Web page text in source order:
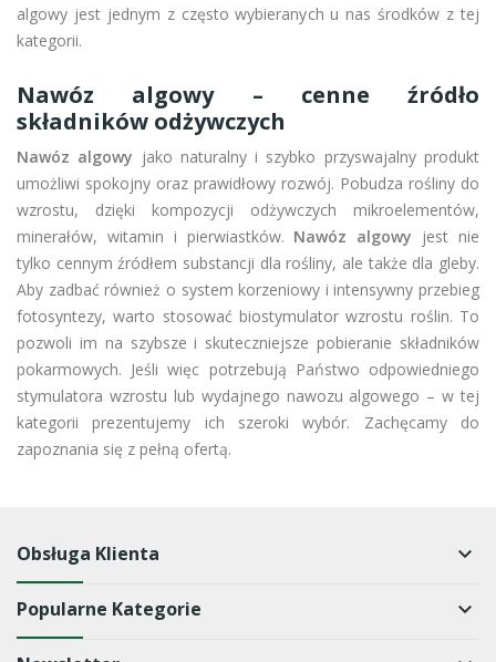
algowy jest jednym z często wybieranych u nas środków z tej
kategorii.
Nawóz algowy – cenne źródło
składników odżywczych
Nawóz algowy jako naturalny i szybko przyswajalny produkt
umożliwi spokojny oraz prawidłowy rozwój. Pobudza rośliny do
wzrostu, dzięki kompozycji odżywczych mikroelementów,
minerałów, witamin i pierwiastków. Nawóz algowy jest nie
tylko cennym źródłem substancji dla rośliny, ale także dla gleby.
Aby zadbać również o system korzeniowy i intensywny przebieg
fotosyntezy, warto stosować biostymulator wzrostu roślin. To
pozwoli im na szybsze i skuteczniejsze pobieranie składników
pokarmowych. Jeśli więc potrzebują Państwo odpowiedniego
stymulatora wzrostu lub wydajnego nawozu algowego – w tej
kategorii prezentujemy ich szeroki wybór. Zachęcamy do
zapoznania się z pełną ofertą.
Obsługa Klienta keyboard_arrow_down
Popularne Kategorie keyboard_arrow_down